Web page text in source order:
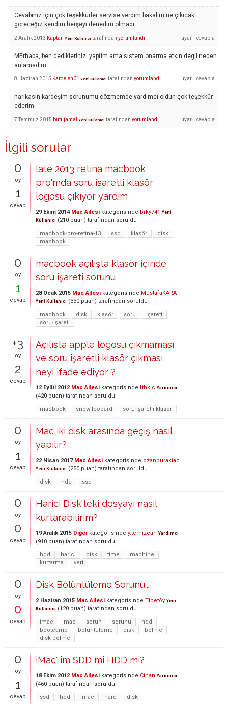
Cevabınız için çok teşekkürler servise verdim bakalım ne çıkıcak
göreceğiz.kendim herşeyi denedim olmadı...
2 Aralık 2013 Kaptan Yeni Kullanıcı tarafından yorumlandı
MErhaba, ben dediklerinizi yaptim ama sistem onarma etkin degil neden
anlamadim.
8 Haziran 2015 Kardelen01 Yeni Kullanıcı tarafından yorumlandı
harikasın kardeşim sorunumu çözmemde yardımcı oldun çok teşekkür
ederim.
7 Temmuz 2015 bufujamal Yeni Kullanıcı tarafından yorumlandı
İlgili sorular
0
oy
1
cevap
late 2013 retina macbook
pro'mda soru işaretli klasör
logosu çıkıyor yardım
29 Ekim 2014 Mac Ailesi kategorisinde brky741 Yeni
Kullanıcı (210 puan) tarafından soruldu
macbook-pro-retina-13
ssd klasör
disk
macbook
0
oy
1
cevap
macbook açılışta klasör içinde
soru işareti sorunu
28 Ocak 2015 Mac Ailesi kategorisinde MustafaKARA
Yeni Kullanıcı (330 puan) tarafından soruldu
macbook
disk klasör soru
işareti
soru-işareti
+3
oy
2
cevap
Açılışta apple logosu çıkmaması
ve soru işaretli klasör çıkması
neyi ifade ediyor ?
12 Eylül 2012 Mac Ailesi kategorisinde fthklc Yardımcı
(420 puan) tarafından soruldu
macbook
snow-leopard soru-işaretli-klasör
0
oy
1
cevap
Mac iki disk arasında geçiş nasıl
yapılır?
22 Nisan 2017 Mac Ailesi kategorisinde ozanburaktac
Yeni Kullanıcı (250 puan) tarafından soruldu
disk
hdd ssd
0
oy
0
cevap
Harici Disk'teki dosyayı nasıl
kurtarabilirim?
19 Aralık 2015 Diğerkategorisinde y.temizcan Yardımcı
(910 puan) tarafından soruldu
hdd
harici disk time
machine
kurtarma
veri
0
oy
0
cevap
Disk Bölüntüleme Sorunu...
2 Haziran 2015 Mac Ailesi kategorisinde TibetAy Yeni
Kullanıcı (120 puan) tarafından soruldu
imac
mac sorun sorunu
hdd
bootcamp
bölüntüleme disk
bölme
disk-bölme
0
oy
1
cevap
iMac' im SDD mi HDD mi?
18 Ekim 2012 Mac Ailesi kategorisinde Cihan Yardımcı
(460 puan) tarafından soruldu
ssd
hdd imac hard disk